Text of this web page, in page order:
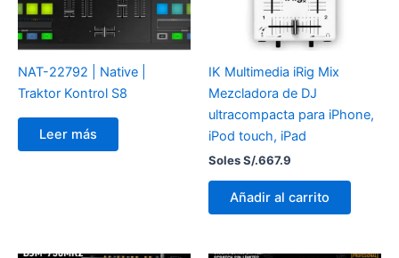
NAT-22792 | Native |
Traktor Kontrol S8
Leer más
IK Multimedia iRig Mix
Mezcladora de DJ
ultracompacta para iPhone,
iPod touch, iPad
Soles S/.667.9
Añadir al carrito